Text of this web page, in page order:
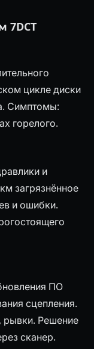
7DCT
цикле диски
Симптомы:
горелого.
и
загрязнённое
и ошибки.
ПО
сцепления.
рывки. Решение
сканер.